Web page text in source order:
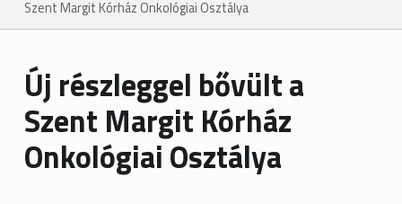
Szent Margit Kórház Onkológiai Osztálya
Új részleggel bővült a
Szent Margit Kórház
Onkológiai Osztálya